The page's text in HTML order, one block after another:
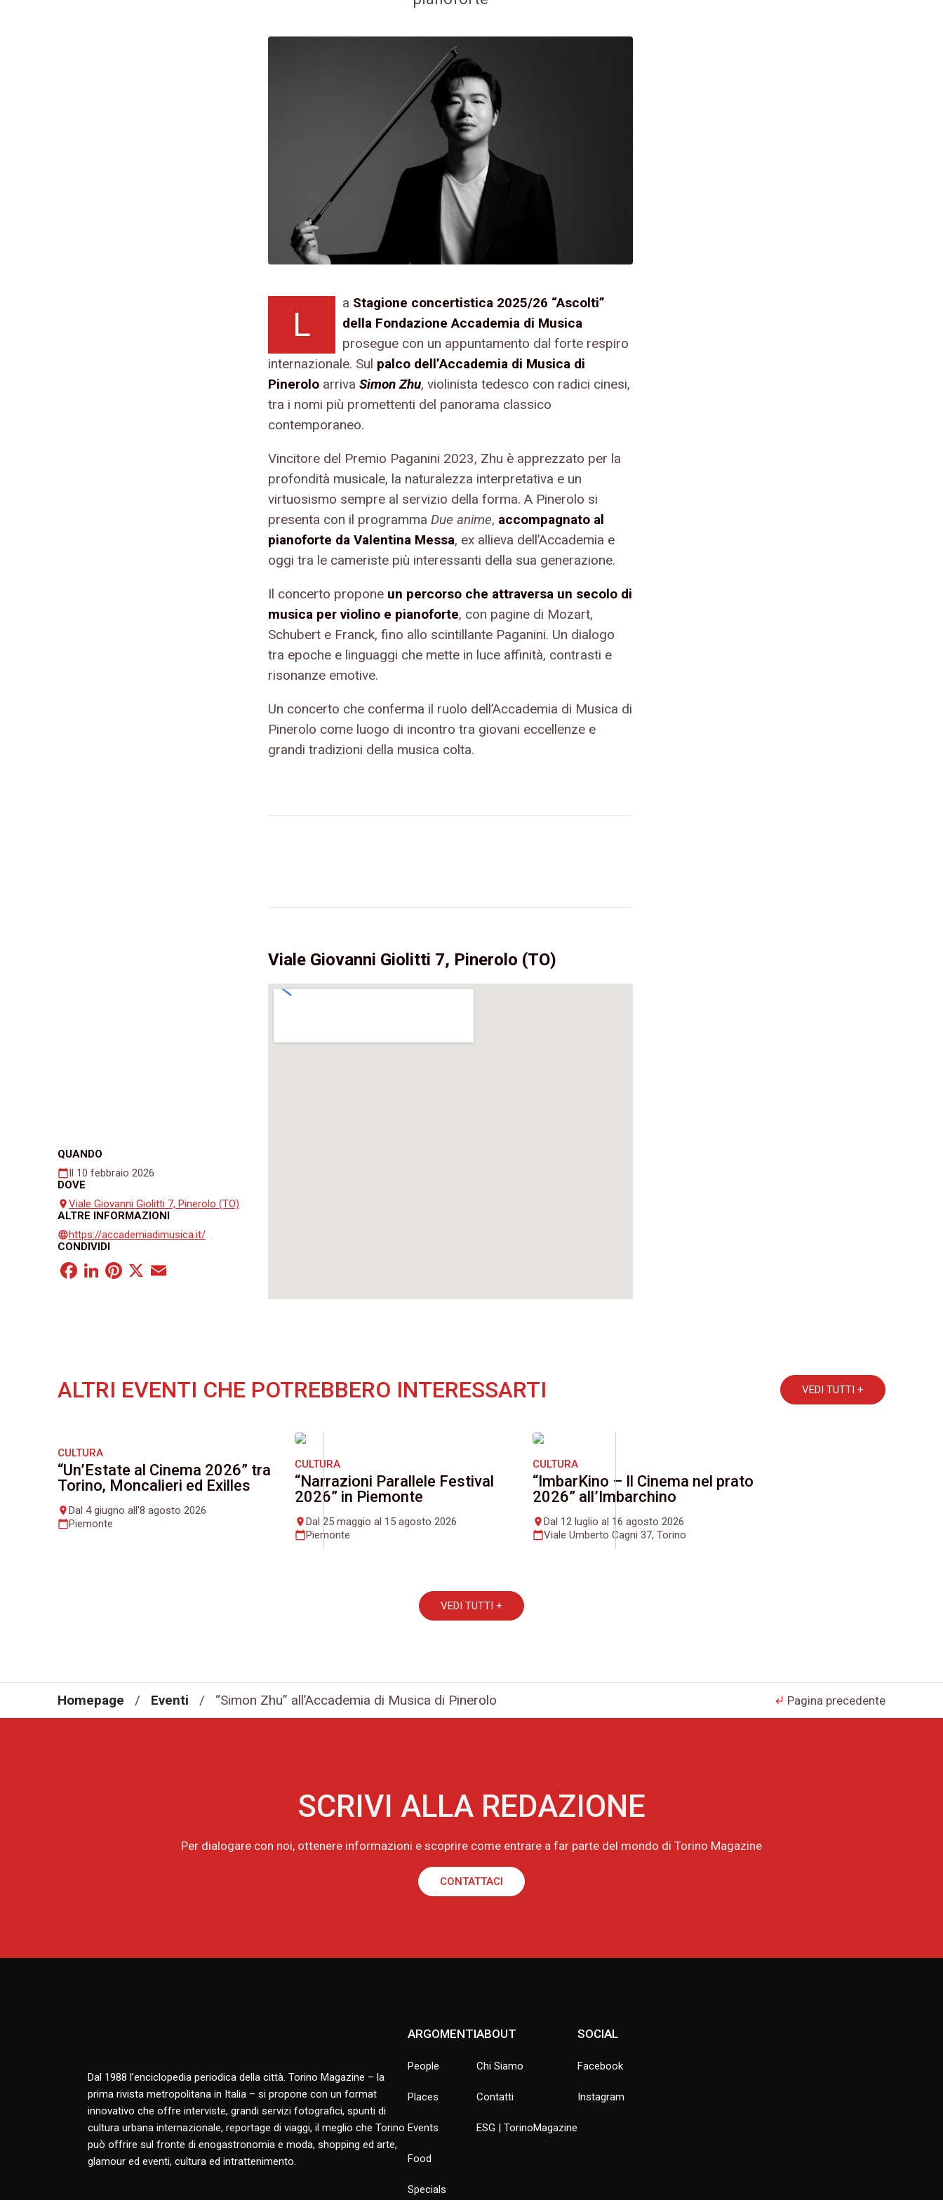
QUANDO
calendar_todayIl 10 febbraio 2026
DOVE
placeViale Giovanni Giolitti 7, Pinerolo (TO)
ALTRE INFORMAZIONI
languagehttps://accademiadimusica.it/
CONDIVIDI
Facebook
LinkedIn
Pinterest
X
L
a Stagione concertistica 2025/26 “Ascolti”
della Fondazione Accademia di Musica
prosegue con un appuntamento dal forte respiro
internazionale. Sul palco dell’Accademia di Musica di
Pinerolo arriva Simon Zhu, violinista tedesco con radici cinesi,
tra i nomi più promettenti del panorama classico
contemporaneo.
Vincitore del Premio Paganini 2023, Zhu è apprezzato per la
profondità musicale, la naturalezza interpretativa e un
virtuosismo sempre al servizio della forma. A Pinerolo si
presenta con il programma Due anime, accompagnato al
pianoforte da Valentina Messa, ex allieva dell’Accademia e
oggi tra le cameriste più interessanti della sua generazione.
Il concerto propone un percorso che attraversa un secolo di
musica per violino e pianoforte, con pagine di Mozart,
Schubert e Franck, fino allo scintillante Paganini. Un dialogo
tra epoche e linguaggi che mette in luce affinità, contrasti e
risonanze emotive.
Un concerto che conferma il ruolo dell’Accademia di Musica di
Pinerolo come luogo di incontro tra giovani eccellenze e
grandi tradizioni della musica colta.
Viale Giovanni Giolitti 7, Pinerolo (TO)
ALTRI EVENTI CHE POTREBBERO INTERESSARTI VEDI TUTTI +
CULTURA
“Un’Estate al Cinema 2026” tra
Torino, Moncalieri ed Exilles
placeDal 4 giugno all’8 agosto 2026
calendar_todayPiemonte
CULTURA
“Narrazioni Parallele Festival
2026” in Piemonte
place Dal 25 maggio al 15 agosto 2026
calendar_todayPiemonte
CULTURA
“ImbarKino – Il Cinema nel prato
2026” all’Imbarchino
placeDal 12 luglio al 16 agosto 2026
calendar_todayViale Umberto Cagni 37, Torino
VEDI TUTTI +
Homepage / Eventi / “Simon Zhu” all’Accademia di Musica di Pinerolo subdirectory_arrow_left Pagina precedente
SCRIVI ALLA REDAZIONE
Per dialogare con noi, ottenere informazioni e scoprire come entrare a far parte del mondo di Torino Magazine
CONTATTACI
Dal 1988 l’enciclopedia periodica della città. Torino Magazine – la
prima rivista metropolitana in Italia – si propone con un format
innovativo che offre interviste, grandi servizi fotografici, spunti di
cultura urbana internazionale, reportage di viaggi, il meglio che Torino
può offrire sul fronte di enogastronomia e moda, shopping ed arte,
glamour ed eventi, cultura ed intrattenimento.
ARGOMENTI
People
Places
Events
Food
Specials
ABOUT
Chi Siamo
Contatti
ESG | TorinoMagazine
SOCIAL
Facebook
Instagram